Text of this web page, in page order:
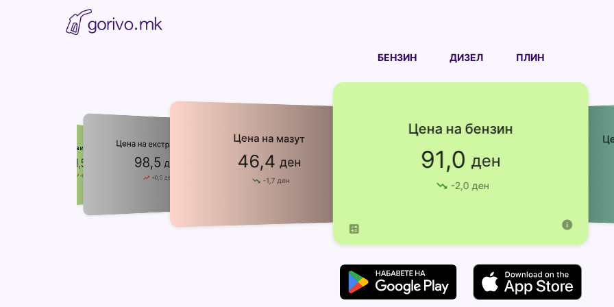
БЕНЗИН ДИЗЕЛ ПЛИН
Цена на метан (cng)
81,5
+6,5
Цена на екстра лесно
98,5 ден
+0,5 ден
Цена на мазут
46,4 ден
-1,7 ден
Цена на бензин
91,0 ден
-2,0 ден